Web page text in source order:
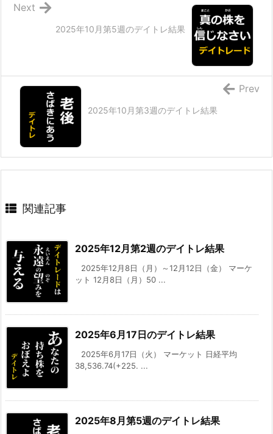
2025年10月第5週のデイトレ結果
Next
2025年10月第3週のデイトレ結果
Prev
関連記事
2025年12月第2週のデイトレ結果
2025年12月8日（月）～12月12日（金） マーケ
ット 12月8日（月）50 ...
2025年6月17日のデイトレ結果
2025年6月17日（火） マーケット 日経平均
38,536.74(+225. ...
2025年8月第5週のデイトレ結果